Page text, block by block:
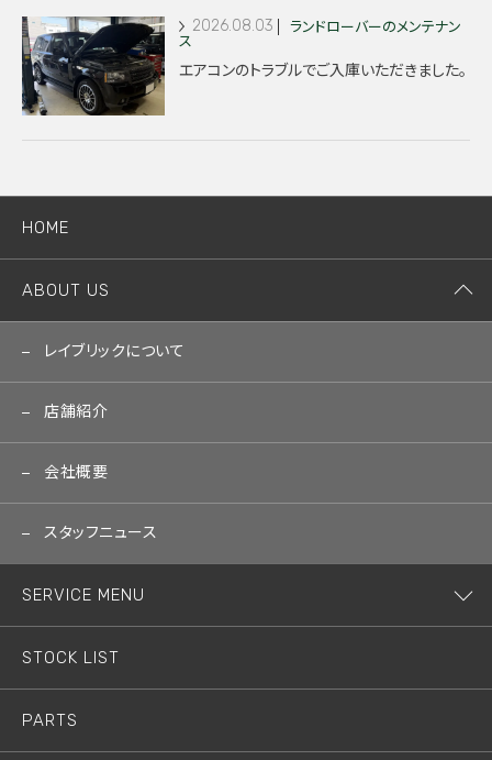
2026.08.03
ランドローバーのメンテナン
ス
エアコンのトラブルでご入庫いただきました。
HOME
ABOUT US
レイブリックについて
店舗紹介
会社概要
スタッフニュース
SERVICE MENU
STOCK LIST
PARTS